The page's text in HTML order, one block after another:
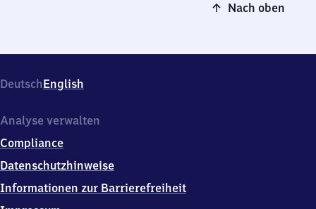
Nach oben
DeutschEnglish
Analyse verwalten
Compliance
Datenschutzhinweise
Informationen zur Barrierefreiheit